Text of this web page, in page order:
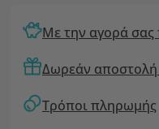
Με την αγορά σας
Δωρεάν
Τρόποι πληρωμής